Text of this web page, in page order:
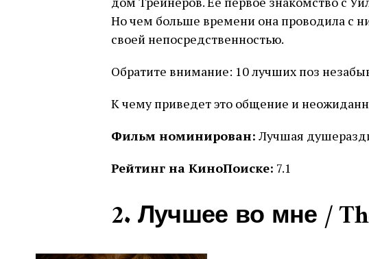
Но чем больше времени она проводила с
своей непосредственностью.
Обратите внимание: 10 лучших поз
К чему приведет это общение и
Фильм номинирован: Лучшая
Рейтинг на КиноПоиске: 7.1
2. Лучшее во мне /